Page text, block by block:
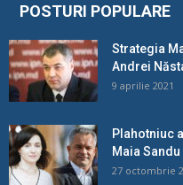
POSTURI POPULARE
Strategia
Andrei
9 aprilie 2021
Plahotniuc
Maia Sandu
27 octombrie